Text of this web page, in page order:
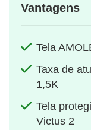
Vantagens
Tela
Taxa de
1,5K
Tela
Victus 2